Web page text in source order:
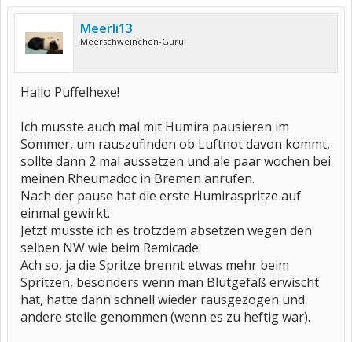
Meerli13
Meerschweinchen-Guru
Hallo Puffelhexe!
Ich musste auch mal mit Humira pausieren im
Sommer, um rauszufinden ob Luftnot davon kommt,
sollte dann 2 mal aussetzen und ale paar wochen bei
meinen Rheumadoc in Bremen anrufen.
Nach der pause hat die erste Humiraspritze auf
einmal gewirkt.
Jetzt musste ich es trotzdem absetzen wegen den
selben NW wie beim Remicade.
Ach so, ja die Spritze brennt etwas mehr beim
Spritzen, besonders wenn man Blutgefäß erwischt
hat, hatte dann schnell wieder rausgezogen und
andere stelle genommen (wenn es zu heftig war).